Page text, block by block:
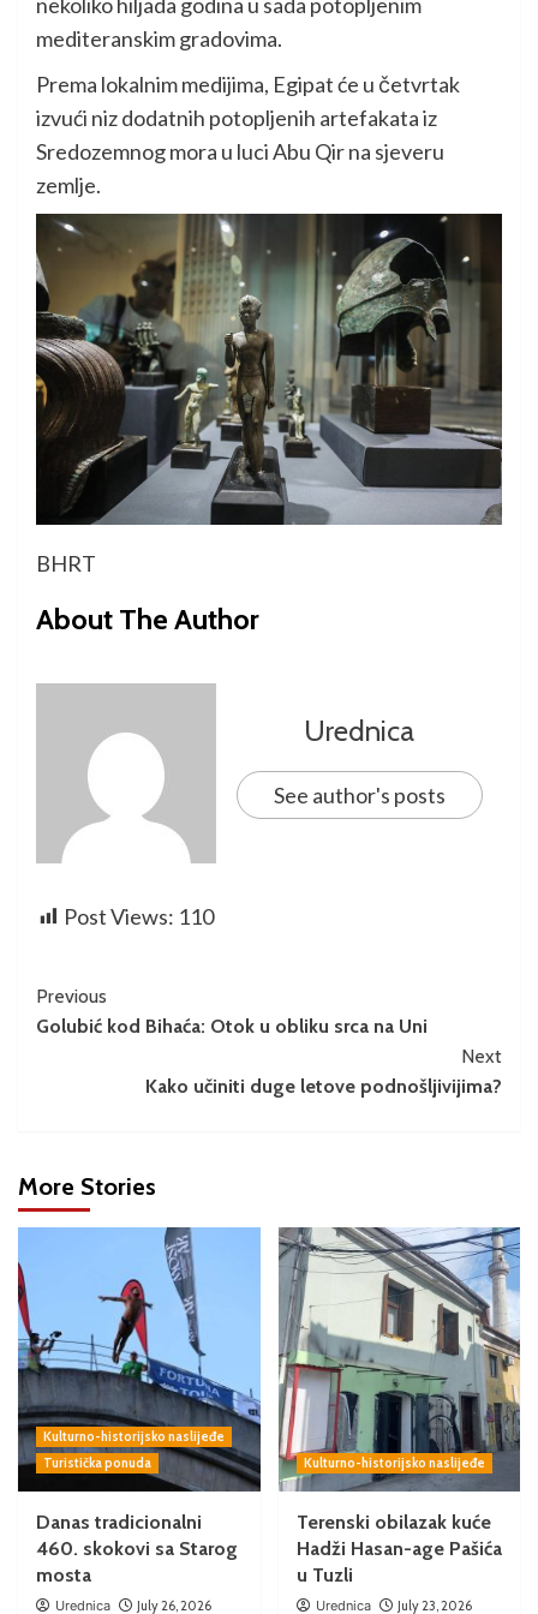
mediteranskim gradovima.
Prema lokalnim medijima, Egipat će u četvrtak
izvući niz dodatnih potopljenih artefakata iz
Sredozemnog mora u luci Abu Qir na sjeveru
zemlje.
BHRT
About The Author
Urednica
See author's posts
Post Views: 110
Previous
Golubić kod Bihaća: Otok u obliku srca na Uni
Next
Kako učiniti duge letove podnošljivijima?
More Stories
Kulturno-historijsko naslijeđe
Turistička ponuda
Danas tradicionalni
460. skokovi sa Starog
mosta
Urednica July 26, 2026
Kulturno-historijsko naslijeđe
Terenski obilazak kuće
Hadži Hasan-age Pašića
u Tuzli
Urednica July 23, 2026